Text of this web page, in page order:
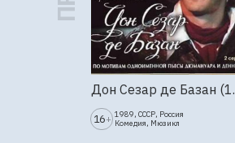
Дон
16+ 1989, СССР, Россия
Комедия, Мюзикл